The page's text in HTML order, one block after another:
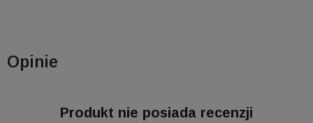
Opinie
Produkt nie posiada recenzji